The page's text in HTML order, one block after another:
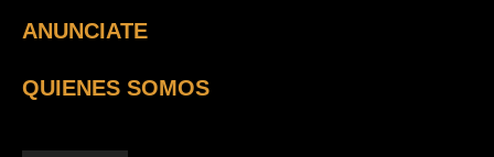
ANUNCIATE
QUIENES SOMOS